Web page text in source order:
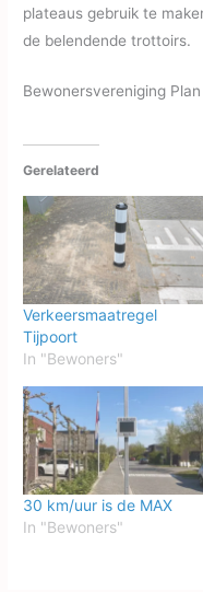
plateaus gebruik te
de belendende trottoirs.
Bewonersvereniging
Gerelateerd
Verkeersmaatregel
Tijpoort
In "Bewoners"
30 km/uur is de MAX
In "Bewoners"